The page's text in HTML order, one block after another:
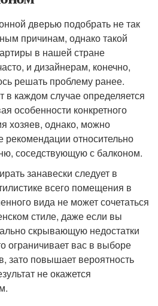
дверью подобрать не так
причинам, однако такой
в нашей стране
и дизайнерам, конечно,
решать проблему ранее.
в каждом случае определяется
особенности конкретного
хозяев, однако, можно
относительно
соседствующую с балконом.
занавески следует в
всего помещения в
вида не может сочетаться
стиле, даже если вы
скрывающую недостатки
ограничивает вас в выборе
зато повышает вероятность
не окажется